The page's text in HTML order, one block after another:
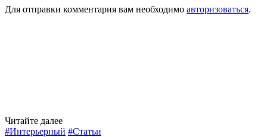
Для отправки комментария вам необходимо авторизоваться.
Читайте далее
#Интерьерный #Статьи